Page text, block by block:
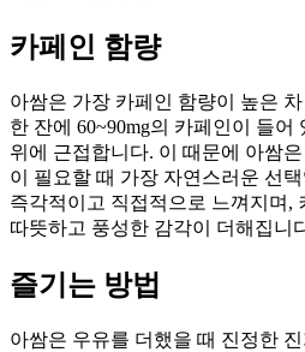
카페인 함량
아쌈은 가장 카페인 함량이 높은
한 잔에 60~90mg의 카페인이 들어
위에 근접합니다. 이 때문에 아쌈
이 필요할 때 가장 자연스러운 선
즉각적이고 직접적으로 느껴지며,
따뜻하고 풍성한 감각이 더해집니
즐기는 방법
아쌈은 우유를 더했을 때 진정한